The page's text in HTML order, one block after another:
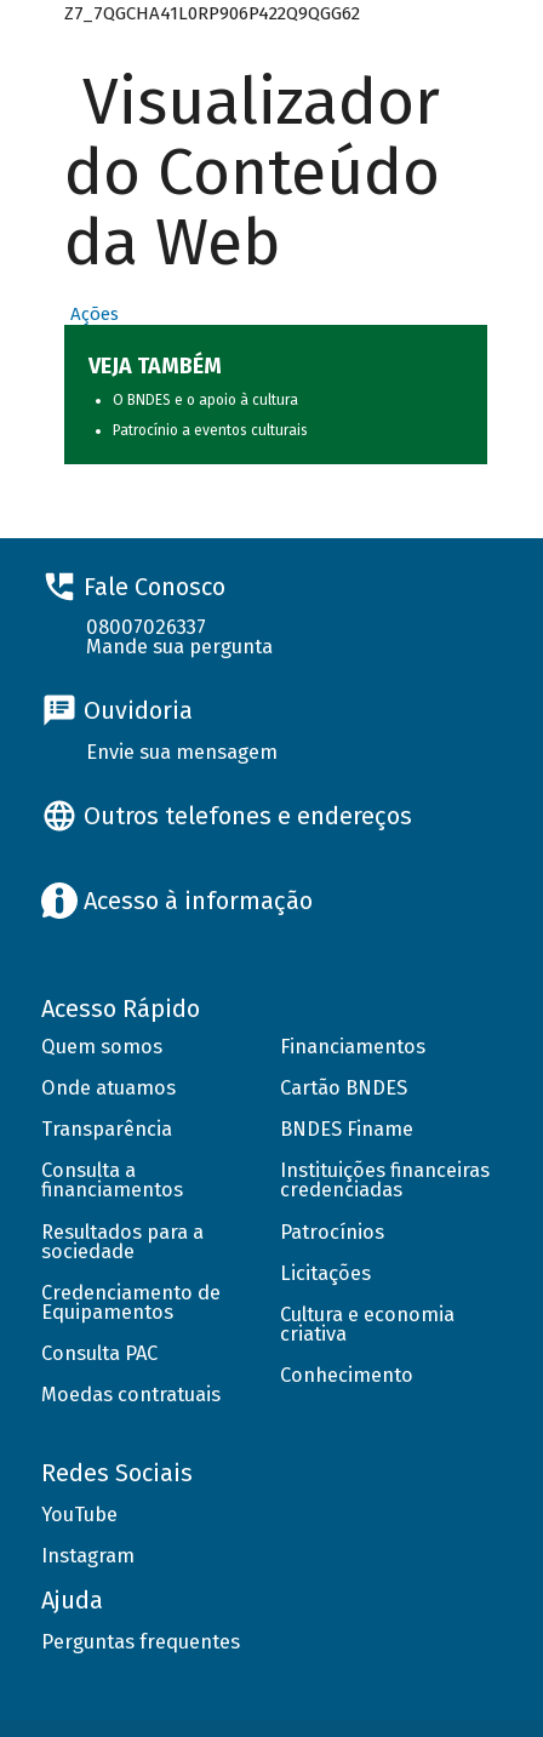
Z7_7QGCHA41L0RP906P422Q9QGG62
Visualizador
do Conteúdo
da Web
Ações
VEJA TAMBÉM
O BNDES e o apoio à cultura
Patrocínio a eventos culturais
Fale Conosco
08007026337
Mande sua pergunta
Ouvidoria
Envie sua mensagem
Outros telefones e endereços
Acesso à informação
Acesso Rápido
Quem somos
Onde atuamos
Transparência
Consulta a
financiamentos
Resultados para a
sociedade
Credenciamento de
Equipamentos
Consulta PAC
Moedas contratuais
Financiamentos
Cartão BNDES
BNDES Finame
Instituições financeiras
credenciadas
Patrocínios
Licitações
Cultura e economia
criativa
Conhecimento
Redes Sociais
YouTube
Instagram
Ajuda
Perguntas frequentes